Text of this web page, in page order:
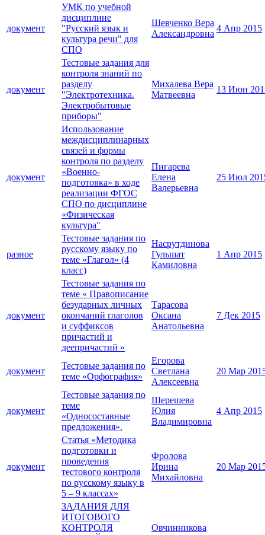
документ
УМК по учебной
дисциплине
"Русский язык и
культура речи" для
СПО
Шевченко Вера
Александровна
4 Апр 2015
документ
Тестовые задания для
контроля знаний по
разделу
"Электротехника.
Электробытовые
приборы"
Михалева Вера
Матвеевна
13 Июн
документ
Использование
междисциплинарных
связей и формы
контроля по разделу
«Военно-
подготовка» в ходе
реализации ФГОС
СПО по дисциплине
«Физическая
культура"
Пигарева
Елена
Валерьевна
25 Июл
разное
Тестовые задания по
русскому языку по
теме «Глагол» (4
класс)
Насрутдинова
Гульшат
Камиловна
1 Апр 2015
документ
Тестовые задания по
теме « Правописание
безударных личных
окончаний глаголов
и суффиксов
причастий и
деепричастий »
Тарасова
Оксана
Анатольевна
7 Дек 2015
документ
Тестовые задания по
теме «Орфография»
Егорова
Светлана
Алексеевна
20 Мар
документ
Тестовые задания по
теме
«Односоставные
предложения».
Шерешева
Юлия
Владимировна
4 Апр 2015
документ
Статья «Методика
подготовки и
проведения
тестового контроля
по русскому языку в
5 – 9 классах»
Фролова
Ирина
Михайловна
20 Мар
ЗАДАНИЯ ДЛЯ
ИТОГОВОГО
КОНТРОЛЯ
Овчинникова